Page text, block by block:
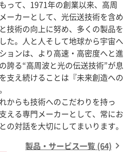
って、1971年の創業以来、高周
ーカーとして、光伝送技術を含め
技術の向上に努め、多くの製品を
た。人と人そして地球から宇宙へ
ョンは、より高速・高密度へと進
誇る“高周波と光の伝送技術”が息
支え続けることは『未来創造への
からも技術へのこだわりを持っ
える専門メーカーとして、常にお
の対話を大切にしてまいります。
製品・サービス一覧 (64)